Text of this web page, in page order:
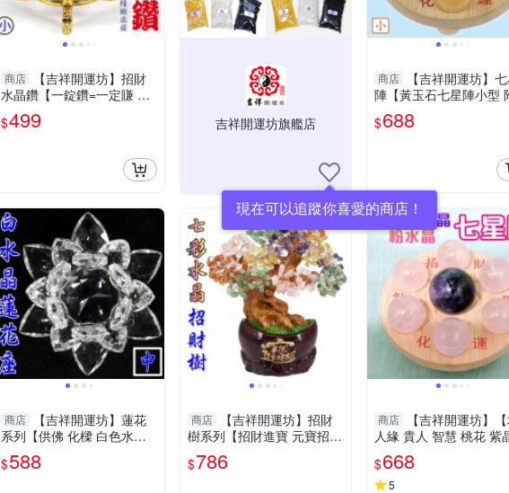
商店
【吉祥開運坊】招財
水晶鑽【一錠鑽=一定賺 水
晶鑽小型 約6cm含底座 多
色可供選擇】淨化 擇日
$499 吉祥開運坊旗艦店
現在可以追蹤你喜愛的商店！
商店
【吉祥開運坊】
陣【黃玉石七星陣小型
宗竹底盤 開運 招財 招偏
財】淨化
$688
商店
【吉祥開運坊】蓮花
系列【供佛 化樑 白色水晶
蓮花座 中型】開光 擇日
$588
商店
【吉祥開運坊】招財
樹系列【招財進寶 元寶招財
樹大型 天然水晶招財樹 】
淨化開光 擇日
$786
商店
【吉祥開運坊】
人緣 貴人 智慧 桃花 紫
+粉晶七星陣 小型 附孟
底盤】淨化 擇日
$668
5